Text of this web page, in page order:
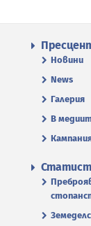
Новини
News
Галерия
В